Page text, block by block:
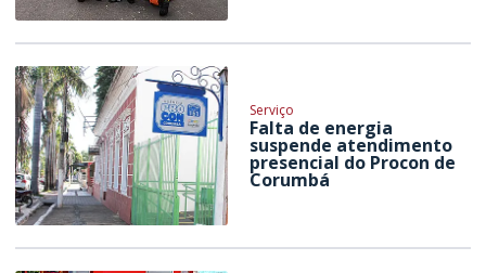
Serviço
Falta de energia
suspende atendimento
presencial do Procon de
Corumbá